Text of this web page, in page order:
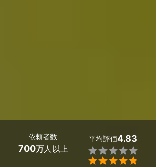
依頼者数
700万人以上
平均評価4.83

